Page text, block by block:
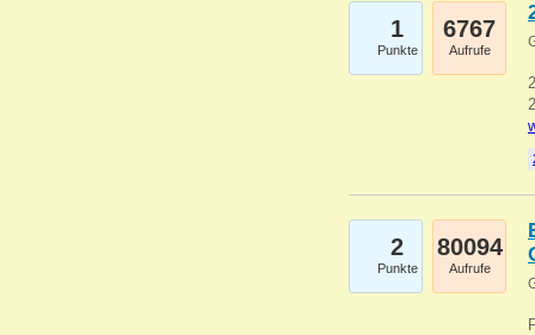
1
Punkte
6767
Aufrufe
2
Punkte
80094
Aufrufe